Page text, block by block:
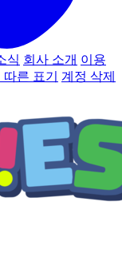
식 회사 소개 이용
른 표기
계정 삭제